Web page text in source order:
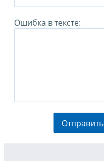
Ошибка в тексте:
Отправить